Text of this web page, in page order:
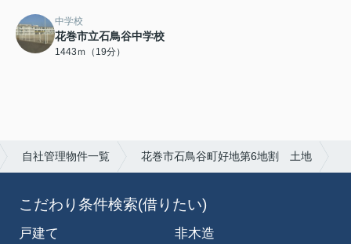
中学校
花巻市立石鳥谷中学校
1443ｍ（19分）
自社管理物件一覧 花巻市石鳥谷町好地第6地割 土地
こだわり条件検索(借りたい)
戸建て
非木造